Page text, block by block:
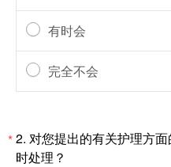
有时会
完全不会
*2. 对您提出的有关护理方
时处理？